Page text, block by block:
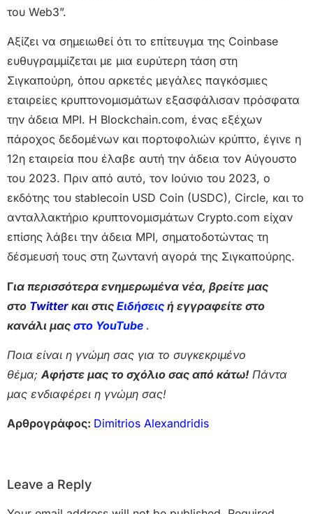
του Web3”.
Αξίζει να σημειωθεί ότι το επίτευγμα της Coinbase
ευθυγραμμίζεται με μια ευρύτερη τάση στη
Σιγκαπούρη, όπου αρκετές μεγάλες παγκόσμιες
εταιρείες κρυπτονομισμάτων εξασφάλισαν πρόσφατα
την άδεια MPI. Η Blockchain.com, ένας εξέχων
πάροχος δεδομένων και πορτοφολιών κρύπτο, έγινε η
12η εταιρεία που έλαβε αυτή την άδεια τον Αύγουστο
του 2023. Πριν από αυτό, τον Ιούνιο του 2023, ο
εκδότης του stablecoin USD Coin (USDC), Circle, και το
ανταλλακτήριο κρυπτονομισμάτων Crypto.com είχαν
επίσης λάβει την άδεια MPI, σηματοδοτώντας τη
δέσμευσή τους στη ζωντανή αγορά της Σιγκαπούρης.
Για περισσότερα ενημερωμένα νέα, βρείτε μας
στο Twitter και στις Ειδήσεις ή εγγραφείτε στο
κανάλι μας στο YouTube .
Ποια είναι η γνώμη σας για το συγκεκριμένο
θέμα; Αφήστε μας το σχόλιο σας από κάτω! Πάντα
μας ενδιαφέρει η γνώμη σας!
Αρθρογράφος: Dimitrios Alexandridis
Leave a Reply